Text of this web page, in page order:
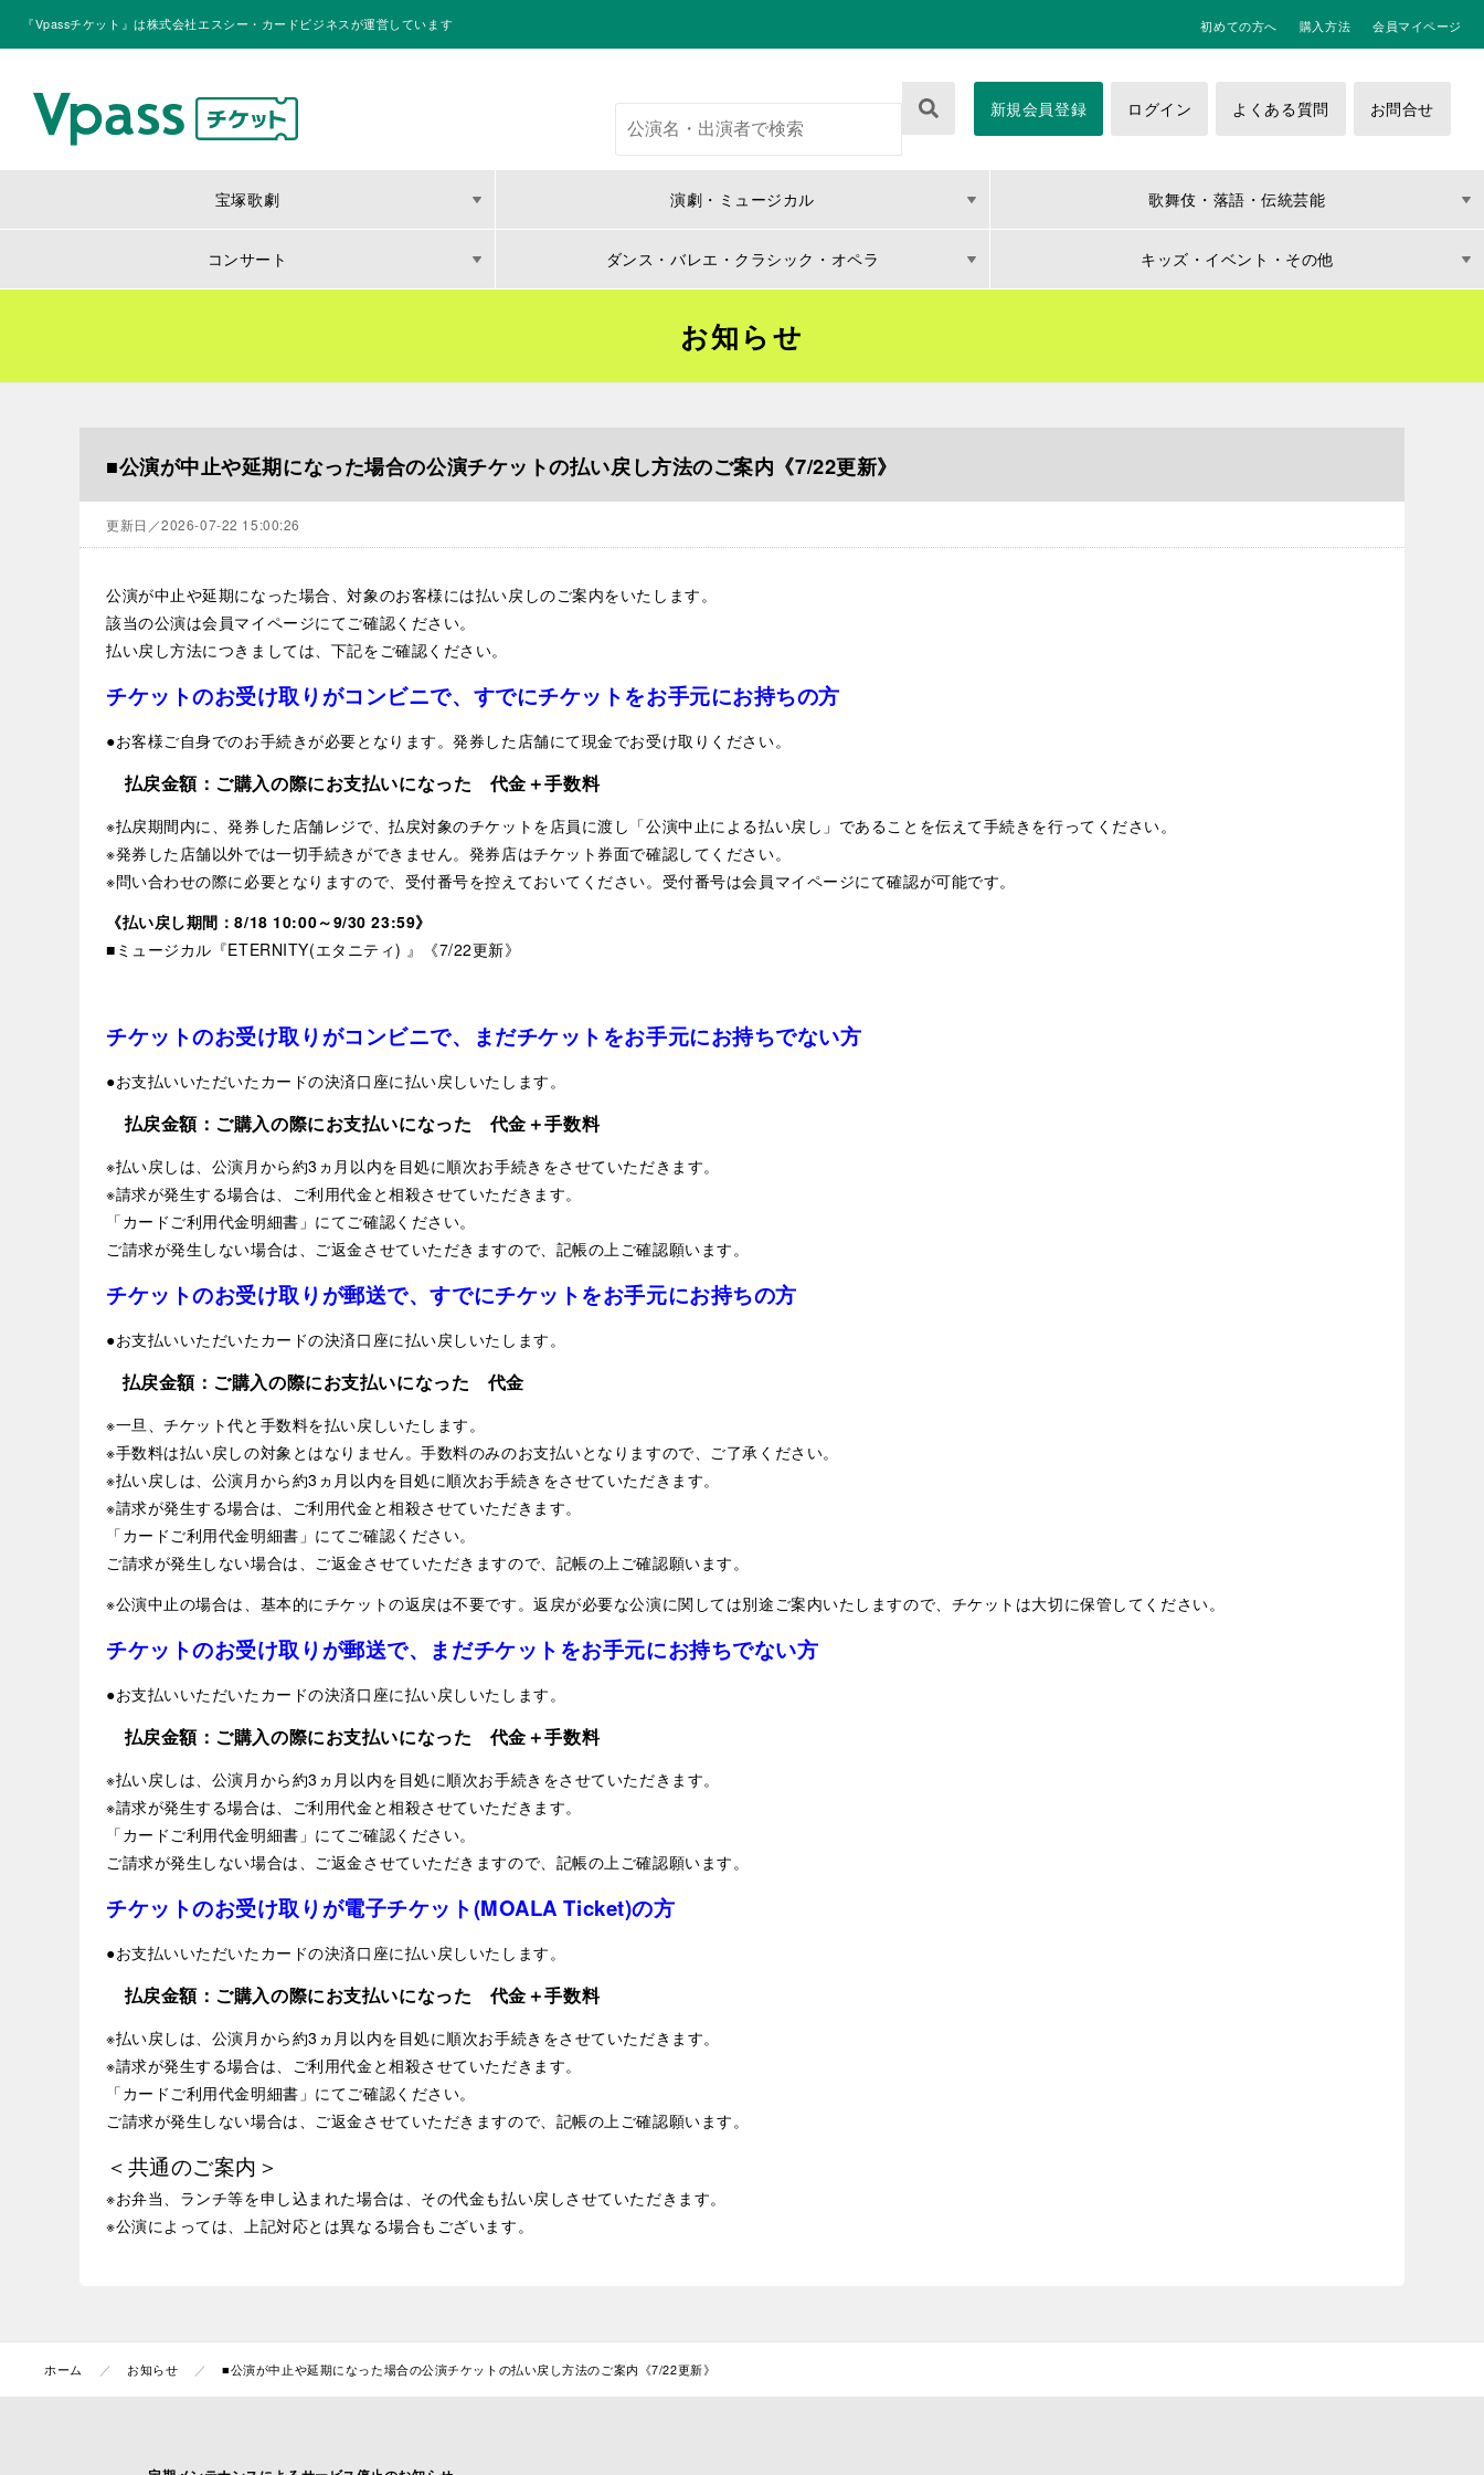
『Vpassチケット』は株式会社エスシー・カードビジネスが運営しています 初めての方へ 購入方法 会員マイページ
新規会員登録 ログイン よくある質問 お問合せ
宝塚歌劇 演劇・ミュージカル 歌舞伎・落語・伝統芸能
コンサート ダンス・バレエ・クラシック・オペラ キッズ・イベント・その他
お知らせ
■公演が中止や延期になった場合の公演チケットの払い戻し方法のご案内《7/22更新》
更新日／2026-07-22 15:00:26
公演が中止や延期になった場合、対象のお客様には払い戻しのご案内をいたします。
該当の公演は会員マイページにてご確認ください。
払い戻し方法につきましては、下記をご確認ください。
チケットのお受け取りがコンビニで、すでにチケットをお手元にお持ちの方
●お客様ご自身でのお手続きが必要となります。発券した店舗にて現金でお受け取りください。
払戻金額：ご購入の際にお支払いになった 代金＋手数料
※払戻期間内に、発券した店舗レジで、払戻対象のチケットを店員に渡し「公演中止による払い戻し」であることを伝えて手続きを行ってください。
※発券した店舗以外では一切手続きができません。発券店はチケット券面で確認してください。
※問い合わせの際に必要となりますので、受付番号を控えておいてください。受付番号は会員マイページにて確認が可能です。
《払い戻し期間：8/18 10:00～9/30 23:59》
■ミュージカル『ETERNITY(エタニティ) 』《7/22更新》
チケットのお受け取りがコンビニで、まだチケットをお手元にお持ちでない方
●お支払いいただいたカードの決済口座に払い戻しいたします。
払戻金額：ご購入の際にお支払いになった 代金＋手数料
※払い戻しは、公演月から約3ヵ月以内を目処に順次お手続きをさせていただきます。
※請求が発生する場合は、ご利用代金と相殺させていただきます。
「カードご利用代金明細書」にてご確認ください。
ご請求が発生しない場合は、ご返金させていただきますので、記帳の上ご確認願います。
チケットのお受け取りが郵送で、すでにチケットをお手元にお持ちの方
●お支払いいただいたカードの決済口座に払い戻しいたします。
払戻金額：ご購入の際にお支払いになった 代金
※一旦、チケット代と手数料を払い戻しいたします。
※手数料は払い戻しの対象とはなりません。手数料のみのお支払いとなりますので、ご了承ください。
※払い戻しは、公演月から約3ヵ月以内を目処に順次お手続きをさせていただきます。
※請求が発生する場合は、ご利用代金と相殺させていただきます。
「カードご利用代金明細書」にてご確認ください。
ご請求が発生しない場合は、ご返金させていただきますので、記帳の上ご確認願います。
※公演中止の場合は、基本的にチケットの返戻は不要です。返戻が必要な公演に関しては別途ご案内いたしますので、チケットは大切に保管してください。
チケットのお受け取りが郵送で、まだチケットをお手元にお持ちでない方
●お支払いいただいたカードの決済口座に払い戻しいたします。
払戻金額：ご購入の際にお支払いになった 代金＋手数料
※払い戻しは、公演月から約3ヵ月以内を目処に順次お手続きをさせていただきます。
※請求が発生する場合は、ご利用代金と相殺させていただきます。
「カードご利用代金明細書」にてご確認ください。
ご請求が発生しない場合は、ご返金させていただきますので、記帳の上ご確認願います。
チケットのお受け取りが電子チケット(MOALA Ticket)の方
●お支払いいただいたカードの決済口座に払い戻しいたします。
払戻金額：ご購入の際にお支払いになった 代金＋手数料
※払い戻しは、公演月から約3ヵ月以内を目処に順次お手続きをさせていただきます。
※請求が発生する場合は、ご利用代金と相殺させていただきます。
「カードご利用代金明細書」にてご確認ください。
ご請求が発生しない場合は、ご返金させていただきますので、記帳の上ご確認願います。
＜共通のご案内＞
※お弁当、ランチ等を申し込まれた場合は、その代金も払い戻しさせていただきます。
※公演によっては、上記対応とは異なる場合もございます。
ホーム お知らせ ■公演が中止や延期になった場合の公演チケットの払い戻し方法のご案内《7/22更新》